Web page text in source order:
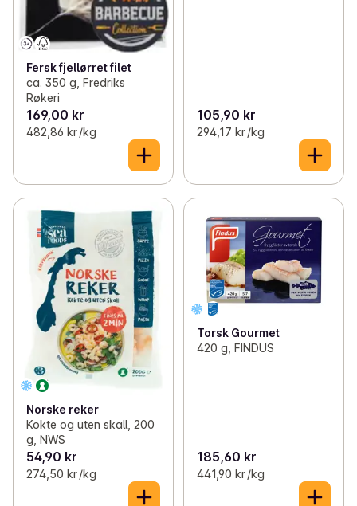
Fersk fjellørret filet
ca. 350 g, Fredriks
Røkeri
169,00 kr
482,86 kr /kg
105,90 kr
294,17 kr /kg
Norske reker
Kokte og uten skall, 200
g, NWS
54,90 kr
274,50 kr /kg
Torsk Gourmet
420 g, FINDUS
185,60 kr
441,90 kr /kg